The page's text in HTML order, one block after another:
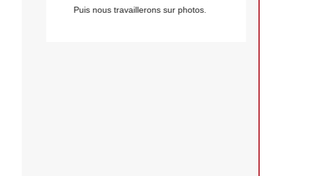
Puis nous travaillerons sur photos.